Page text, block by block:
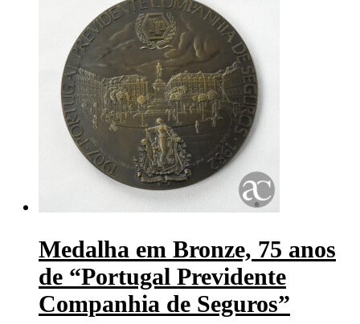
Medalha em Bronze, 75 anos
de “Portugal Previdente
Companhia de Seguros”